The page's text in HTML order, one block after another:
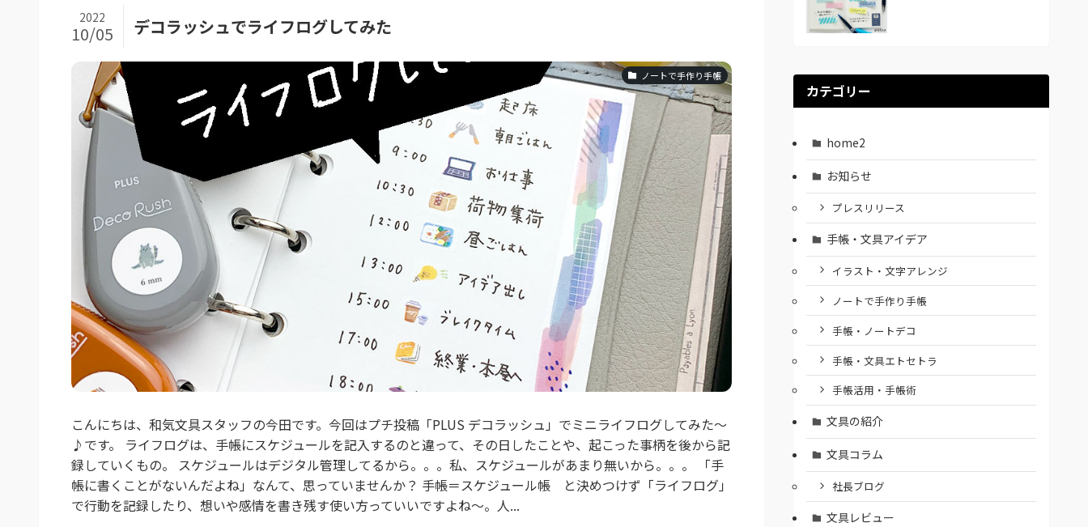
デコラッシュでライフログしてみた
2022
10/05
ノートで手作り手帳
こんにちは、和気文具スタッフの今田です。今回はプチ投稿「PLUS デコラッシュ」でミニライフログしてみた～
♪です。 ライフログは、手帳にスケジュールを記入するのと違って、その日したことや、起こった事柄を後から記
録していくもの。 スケジュールはデジタル管理してるから。。。私、スケジュールがあまり無いから。。。 「手
帳に書くことがないんだよね」なんて、思っていませんか？ 手帳＝スケジュール帳 と決めつけず「ライフログ」
で行動を記録したり、想いや感情を書き残す使い方っていいですよね～。人...
カテゴリー
home2
お知らせ
プレスリリース
手帳・文具アイデア
イラスト・文字アレンジ
ノートで手作り手帳
手帳・ノートデコ
手帳・文具エトセトラ
手帳活用・手帳術
文具の紹介
文具コラム
社長ブログ
文具レビュー